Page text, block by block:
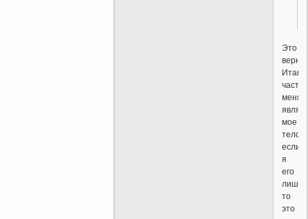
Это
верно.
Итак,
меня
мое
тело,
если
я
его
то
это